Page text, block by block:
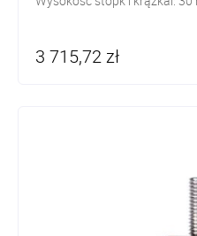
3 715,72 zł